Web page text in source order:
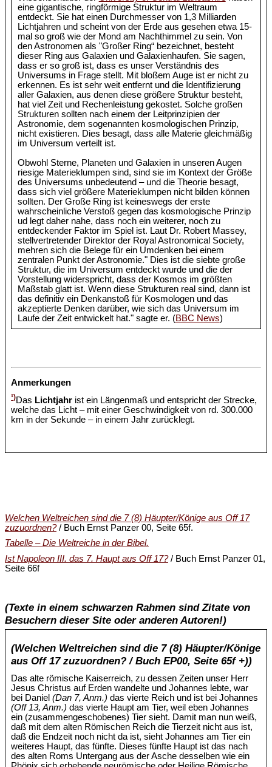
eine gigantische, ringförmige Struktur im Weltraum
entdeckt. Sie hat einen Durchmesser von 1,3 Milliarden
Lichtjahren und scheint von der Erde aus gesehen etwa 15-
mal so groß wie der Mond am Nachthimmel zu sein. Von
den Astronomen als "Großer Ring“ bezeichnet, besteht
dieser Ring aus Galaxien und Galaxienhaufen. Sie sagen,
dass er so groß ist, dass es unser Verständnis des
Universums in Frage stellt. Mit bloßem Auge ist er nicht zu
erkennen. Es ist sehr weit entfernt und die Identifizierung
aller Galaxien, aus denen diese größere Struktur besteht,
hat viel Zeit und Rechenleistung gekostet. Solche großen
Strukturen sollten nach einem der Leitprinzipien der
Astronomie, dem sogenannten kosmologischen Prinzip,
nicht existieren. Dies besagt, dass alle Materie gleichmäßig
im Universum verteilt ist.
Obwohl Sterne, Planeten und Galaxien in unseren Augen
riesige Materieklumpen sind, sind sie im Kontext der Größe
des Universums unbedeutend – und die Theorie besagt,
dass sich viel größere Materieklumpen nicht bilden können
sollten. Der Große Ring ist keineswegs der erste
wahrscheinliche Verstoß gegen das kosmologische Prinzip
ud legt daher nahe, dass noch ein weiterer, noch zu
entdeckender Faktor im Spiel ist. Laut Dr. Robert Massey,
stellvertretender Direktor der Royal Astronomical Society,
mehren sich die Belege für ein Umdenken bei einem
zentralen Punkt der Astronomie." Dies ist die siebte große
Struktur, die im Universum entdeckt wurde und die der
Vorstellung widerspricht, dass der Kosmos im größten
Maßstab glatt ist. Wenn diese Strukturen real sind, dann ist
das definitiv ein Denkanstoß für Kosmologen und das
akzeptierte Denken darüber, wie sich das Universum im
Laufe der Zeit entwickelt hat." sagte er. (BBC News)
Anmerkungen
¹)Das Lichtjahr ist ein Längenmaß und entspricht der Strecke,
welche das Licht – mit einer Geschwindigkeit von rd. 300.000
km in der Sekunde – in einem Jahr zurücklegt.
Welchen Weltreichen sind die 7 (8) Häupter/Könige aus Off 17
zuzuordnen?/ Buch Ernst Panzer 00, Seite 65f.
Tabelle – Die Weltreiche in der Bibel.
Ist Napoleon III. das 7. Haupt aus Off 17?/ Buch Ernst Panzer 01,
Seite 66f
(Texte in einem schwarzen Rahmen sind Zitate von
Besuchern dieser Site oder anderen Autoren!)
(Welchen Weltreichen sind die 7 (8) Häupter/Könige
aus Off 17 zuzuordnen? / Buch EP00, Seite 65f +))
Das alte römische Kaiserreich, zu dessen Zeiten unser Herr
Jesus Christus auf Erden wandelte und Johannes lebte, war
bei Daniel(Dan 7, Anm.) das vierte Reich und ist bei Johannes
(Off 13, Anm.) das vierte Haupt am Tier, weil eben Johannes
ein (zusammengeschobenes) Tier sieht. Damit man nun weiß,
daß mit dem alten Römischen Reich die Tierzeit nicht aus ist,
daß die Endzeit noch nicht da ist, sieht Johannes am Tier ein
weiteres Haupt, das fünfte. Dieses fünfte Haupt ist das nach
des alten Roms Untergang aus der Asche desselben wie ein